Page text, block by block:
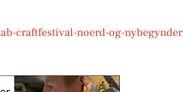
craftfestival-noerd-og-nybegynder